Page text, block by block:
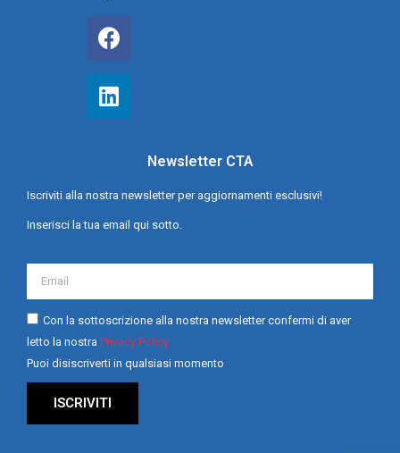
Newsletter CTA
Iscriviti alla nostra newsletter per aggiornamenti esclusivi!
Inserisci la tua email qui sotto.
Con la sottoscrizione alla nostra newsletter confermi di aver
letto la nostra Privacy Policy
Puoi disiscriverti in qualsiasi momento
ISCRIVITI